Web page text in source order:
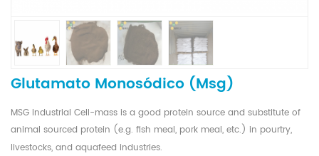
Glutamato Monosódico (msg)
MSG Industrial Cell-mass is a good protein source and substitute of
animal sourced protein (e.g. fish meal, pork meal, etc.) in pourtry,
livestocks, and aquafeed industries.